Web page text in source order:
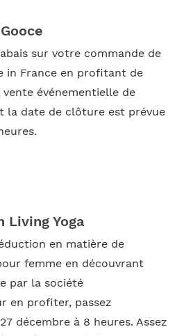
sur votre commande de
in France en profitant de
événementielle de
la date de clôture est prévue
Living Yoga
en matière de
femme en découvrant
par la société
en profiter, passez
décembre à 8 heures. Assez